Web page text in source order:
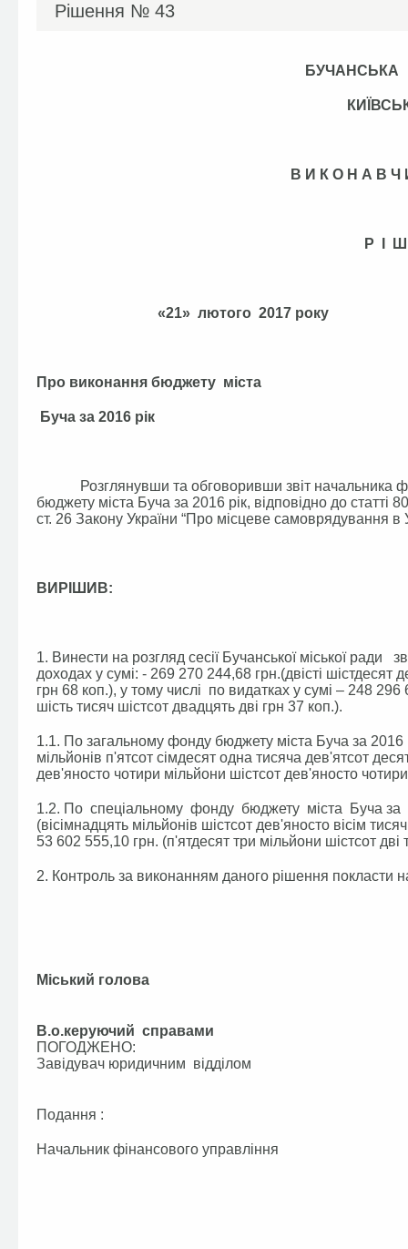
Рішення № 43
В И К О Н А В
Р І
«21» лютого
Про виконання бюджету міста
Буча за 2016 рік
Розглянувши та обговоривши звіт начальника
бюджету міста Буча за 2016 рік, відповідно до
ст. 26 Закону України “Про місцеве самоврядування в
ВИРІШИВ:
1. Винести на розгляд сесії Бучанської міської ради
доходах у сумі: - 269 270 244,68 грн.(двісті шістдесят
грн 68 коп.), у тому числі по видатках у сумі – 248 296
шість тисяч шістсот двадцять дві грн 37 коп.).
1.1. По загальному фонду бюджету міста Буча за 2016
мільйонів п'ятсот сімдесят одна тисяча дев'ятсот
дев'яносто чотири мільйони шістсот дев'яносто
1.2. По спеціальному фонду бюджету міста Буча за
(вісімнадцять мільйонів шістсот дев'яносто вісім
53 602 555,10 грн. (п'ятдесят три мільйони шістсот дві
2. Контроль за виконанням даного рішення
Міський голова
В.о.керуючий
ПОГОДЖЕНО:
Завідувач юридичним
Подання :
Начальник фінансового